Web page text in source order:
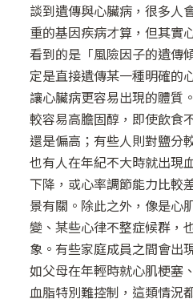
談到遺傳與心臟病，很多人
重的基因疾病才算，但其實
看到的是「風險因子的遺傳
定是直接遺傳某一種明確的
讓心臟病更容易出現的體質
較容易高膽固醇，即使飲食
還是偏高；有些人則對鹽分
也有人在年紀不大時就出現
下降，或心率調節能力比較
景有關。除此之外，像是心
變、某些心律不整症候群，
象。有些家庭成員之間會出
如父母在年輕時就心肌梗塞
血脂特別難控制，這類情況